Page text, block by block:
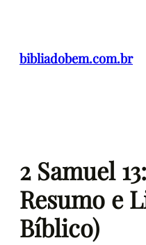
conteúdo
bibliadobem.com.br
2 Samuel
Resumo e
Bíblico)